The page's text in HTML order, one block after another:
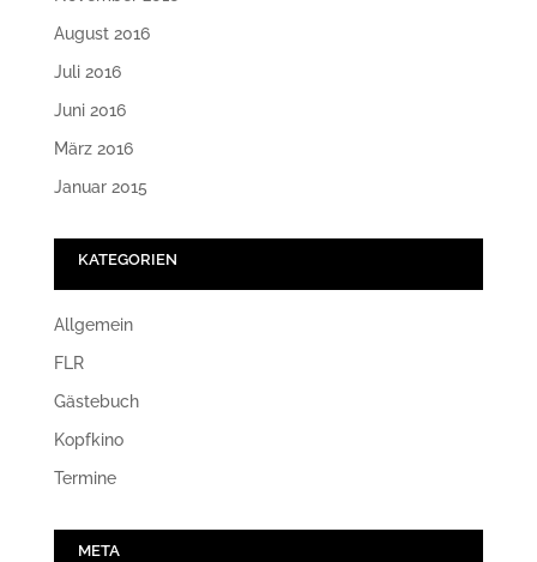
August 2016
Juli 2016
Juni 2016
März 2016
Januar 2015
KATEGORIEN
Allgemein
FLR
Gästebuch
Kopfkino
Termine
META